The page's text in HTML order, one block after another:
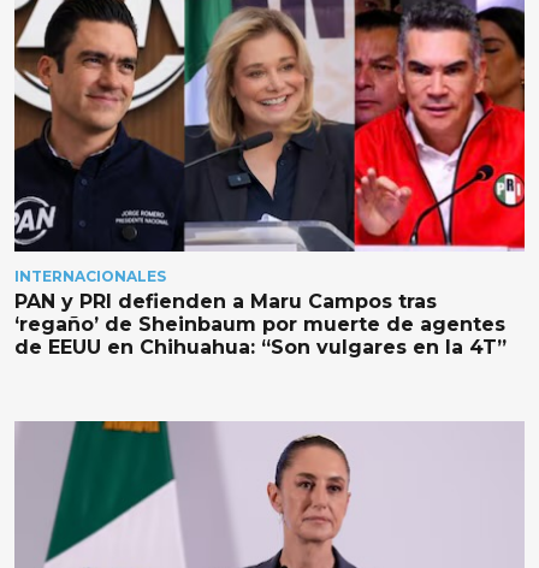
INTERNACIONALES
PAN y PRI defienden a Maru Campos tras
‘regaño’ de Sheinbaum por muerte de agentes
de EEUU en Chihuahua: “Son vulgares en la 4T”